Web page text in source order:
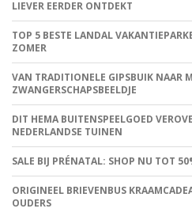
LIEVER EERDER ONTDEKT
TOP 5 BESTE LANDAL
ZOMER
VAN TRADITIONELE GIPSBUIK NAAR
ZWANGERSCHAPSBEELDJE
DIT HEMA BUITENSPEELGOED
NEDERLANDSE TUINEN
SALE BIJ PRÉNATAL: SHOP NU TOT
ORIGINEEL BRIEVENBUS
OUDERS